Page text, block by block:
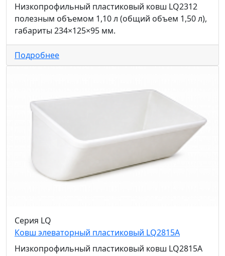
Низкопрофильный пластиковый ковш LQ2312
полезным объемом 1,10 л (общий объем 1,50 л),
габариты 234×125×95 мм.
Подробнее
Серия LQ
Ковш элеваторный пластиковый LQ2815A
Низкопрофильный пластиковый ковш LQ2815A